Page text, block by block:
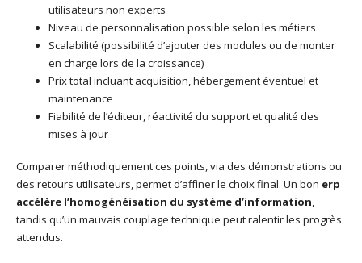
utilisateurs non experts
Niveau de personnalisation possible selon les métiers
Scalabilité (possibilité d’ajouter des modules ou de monter
en charge lors de la croissance)
Prix total incluant acquisition, hébergement éventuel et
maintenance
Fiabilité de l’éditeur, réactivité du support et qualité des
mises à jour
Comparer méthodiquement ces points, via des démonstrations ou
des retours utilisateurs, permet d’affiner le choix final. Un bon erp
accélère l’homogénéisation du système d’information,
tandis qu’un mauvais couplage technique peut ralentir les progrès
attendus.